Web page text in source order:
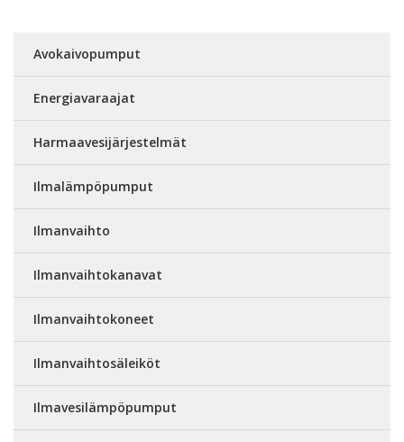
Avokaivopumput
Energiavaraajat
Harmaavesijärjestelmät
Ilmalämpöpumput
Ilmanvaihto
Ilmanvaihtokanavat
Ilmanvaihtokoneet
Ilmanvaihtosäleiköt
Ilmavesilämpöpumput